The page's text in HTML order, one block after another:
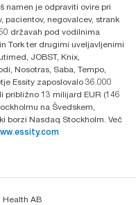
namen je odpraviti ovire pri
pacientov, negovalcev, strank
državah pod vodilnima
Tork ter drugimi uveljavljenimi
JOBST, Knix,
Nosotras, Saba, Tempo,
Essity zaposlovalo 36.000
13 milijard EUR (146
na Švedskem,
borzi Nasdaq Stockholm. Več
Health AB